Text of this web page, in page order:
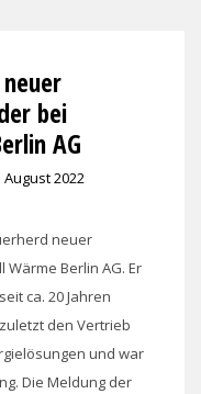
bei
AG
August 2022
neuer
Berlin AG. Er
ca. 20 Jahren
den Vertrieb
und war
Die Meldung der